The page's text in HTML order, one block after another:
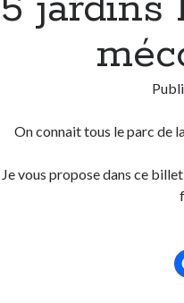
On connait tous le parc de
Je vous propose dans ce